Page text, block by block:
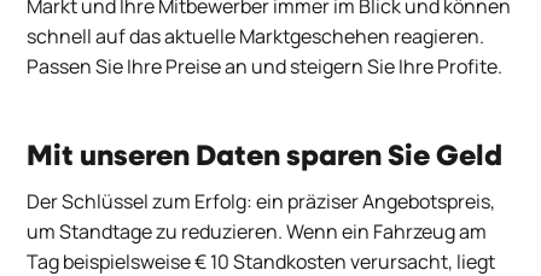
Markt und Ihre Mitbewerber immer im Blick und können
schnell auf das aktuelle Marktgeschehen reagieren.
Passen Sie Ihre Preise an und steigern Sie Ihre Profite.
Mit unseren Daten sparen Sie Geld
Der Schlüssel zum Erfolg: ein präziser Angebotspreis,
um Standtage zu reduzieren. Wenn ein Fahrzeug am
Tag beispielsweise € 10 Standkosten verursacht, liegt